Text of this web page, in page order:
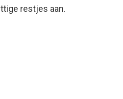
restjes aan.